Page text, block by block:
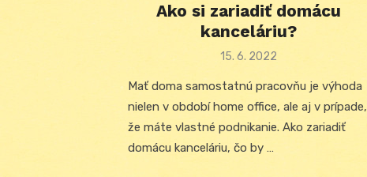
Ako si zariadiť domácu
kanceláriu?
Posted
15. 6. 2022
Mať doma samostatnú pracovňu je výhoda
nielen v období home office, ale aj v prípade,
že máte vlastné podnikanie. Ako zariadiť
domácu kanceláriu, čo by …